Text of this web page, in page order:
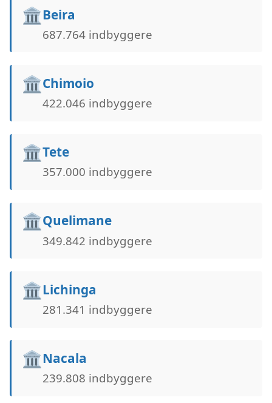
🏛️Beira
687.764 indbyggere
🏛️Chimoio
422.046 indbyggere
🏛️Tete
357.000 indbyggere
🏛️Quelimane
349.842 indbyggere
🏛️Lichinga
281.341 indbyggere
🏛️Nacala
239.808 indbyggere